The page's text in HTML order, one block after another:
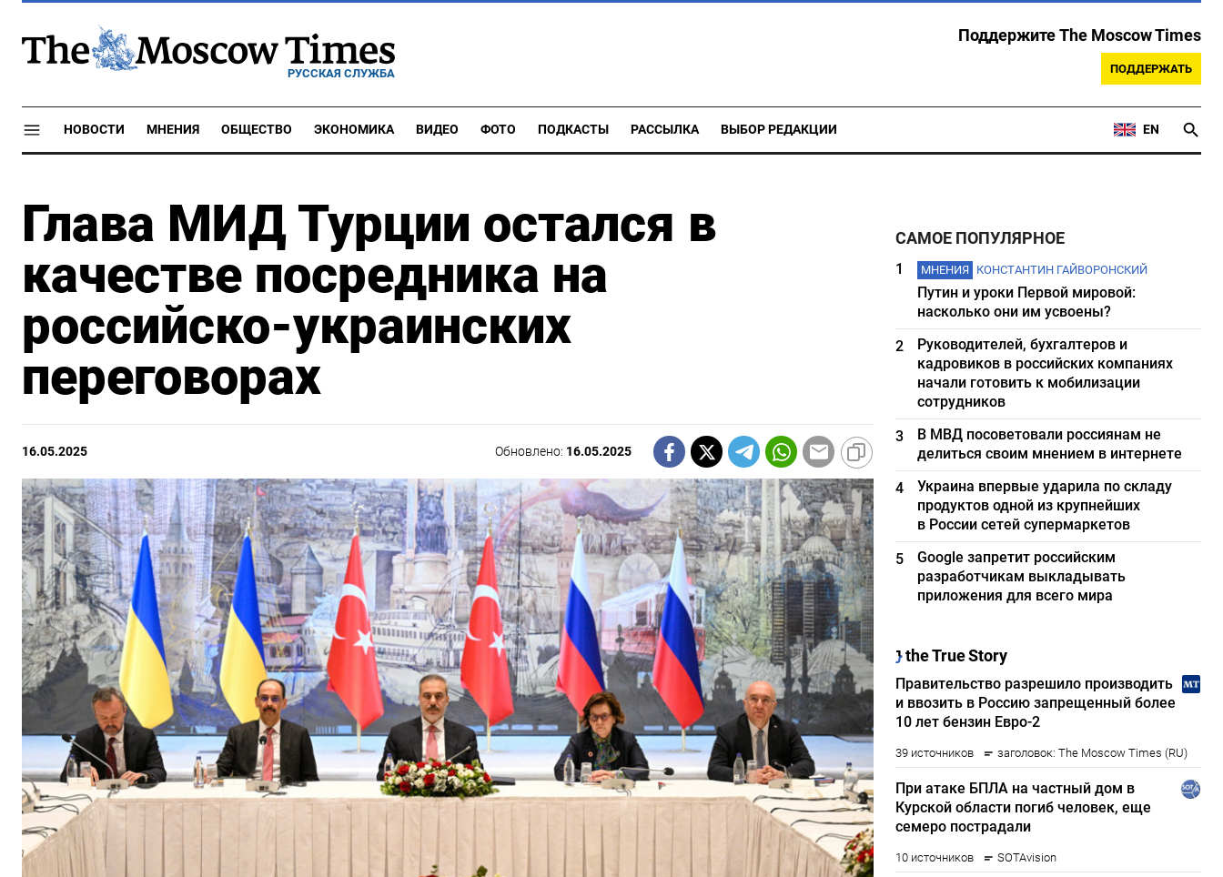
РУССКАЯ СЛУЖБА
Поддержите The Moscow Times
ПОДДЕРЖАТЬ
НОВОСТИ МНЕНИЯ ОБЩЕСТВО ЭКОНОМИКА ВИДЕО ФОТО ПОДКАСТЫ РАССЫЛКА ВЫБОР РЕДАКЦИИ EN
Глава МИД Турции остался в
качестве посредника на
российско-украинских
переговорах
16.05.2025 Обновлено: 16.05.2025
САМОЕ ПОПУЛЯРНОЕ
1 МНЕНИЯ КОНСТАНТИН ГАЙВОРОНСКИЙ
Путин и уроки Первой мировой:
насколько они им усвоены?
2
Руководителей, бухгалтеров и
кадровиков в российских компаниях
начали готовить к мобилизации
сотрудников
3
В МВД посоветовали россиянам не
делиться своим мнением в интернете
4
Украина впервые ударила по складу
продуктов одной из крупнейших
в России сетей супермаркетов
5
Google запретит российским
разработчикам выкладывать
приложения для всего мира